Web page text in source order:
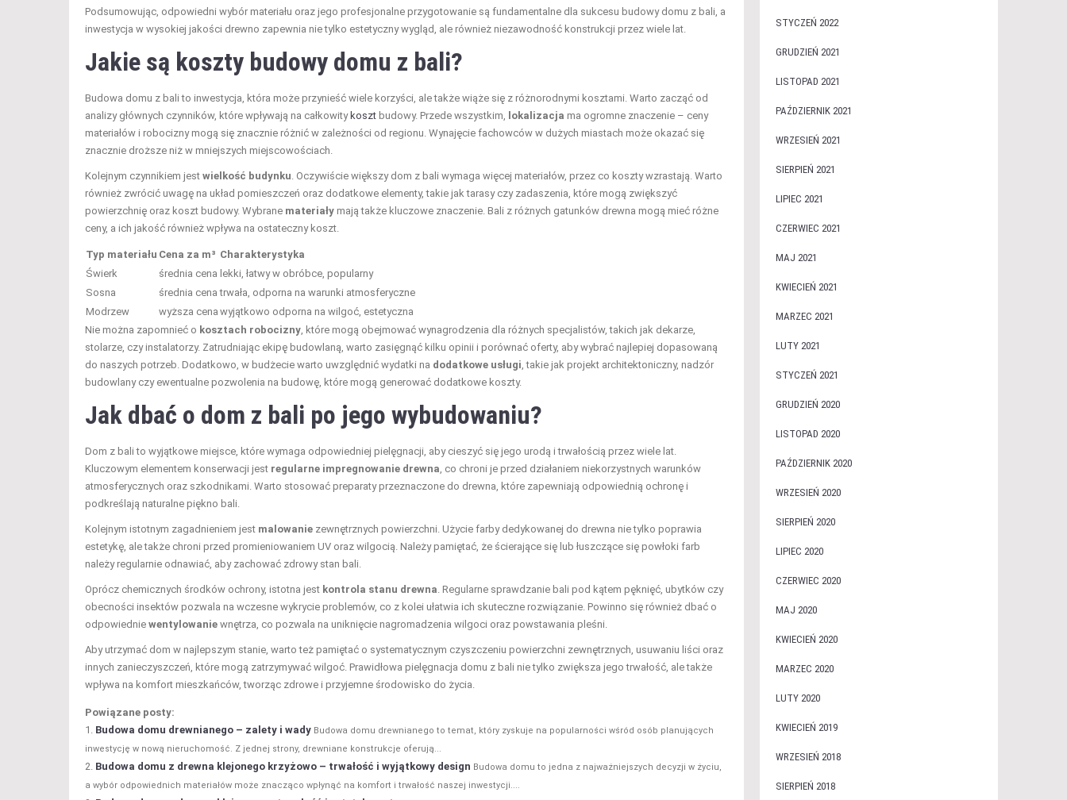
Podsumowując, odpowiedni wybór materiału oraz jego profesjonalne przygotowanie są fundamentalne dla sukcesu budowy domu z bali, a
inwestycja w wysokiej jakości drewno zapewnia nie tylko estetyczny wygląd, ale również niezawodność konstrukcji przez wiele lat.
Jakie są koszty budowy domu z bali?
Budowa domu z bali to inwestycja, która może przynieść wiele korzyści, ale także wiąże się z różnorodnymi kosztami. Warto zacząć od
analizy głównych czynników, które wpływają na całkowity koszt budowy. Przede wszystkim, lokalizacja ma ogromne znaczenie – ceny
materiałów i robocizny mogą się znacznie różnić w zależności od regionu. Wynajęcie fachowców w dużych miastach może okazać się
znacznie droższe niż w mniejszych miejscowościach.
Kolejnym czynnikiem jest wielkość budynku . Oczywiście większy dom z bali wymaga więcej materiałów, przez co koszty wzrastają. Warto
również zwrócić uwagę na układ pomieszczeń oraz dodatkowe elementy, takie jak tarasy czy zadaszenia, które mogą zwiększyć
powierzchnię oraz koszt budowy. Wybrane materiały mają także kluczowe znaczenie. Bali z różnych gatunków drewna mogą mieć różne
ceny, a ich jakość również wpływa na ostateczny koszt.
Typ materiału Cena za m³ Charakterystyka
Świerk
średnia cena lekki, łatwy w obróbce, popularny
Sosna
średnia cena trwała, odporna na warunki atmosferyczne
Modrzew
wyższa cena wyjątkowo odporna na wilgoć, estetyczna
Nie można zapomnieć o kosztach robocizny , które mogą obejmować wynagrodzenia dla różnych specjalistów, takich jak dekarze,
stolarze, czy instalatorzy. Zatrudniając ekipę budowlaną, warto zasięgnąć kilku opinii i porównać oferty, aby wybrać najlepiej dopasowaną
do naszych potrzeb. Dodatkowo, w budżecie warto uwzględnić wydatki na dodatkowe usługi , takie jak projekt architektoniczny, nadzór
budowlany czy ewentualne pozwolenia na budowę, które mogą generować dodatkowe koszty.
Jak dbać o dom z bali po jego wybudowaniu?
Dom z bali to wyjątkowe miejsce, które wymaga odpowiedniej pielęgnacji, aby cieszyć się jego urodą i trwałością przez wiele lat.
Kluczowym elementem konserwacji jest regularne impregnowanie drewna , co chroni je przed działaniem niekorzystnych warunków
atmosferycznych oraz szkodnikami. Warto stosować preparaty przeznaczone do drewna, które zapewniają odpowiednią ochronę i
podkreślają naturalne piękno bali.
Kolejnym istotnym zagadnieniem jest malowanie zewnętrznych powierzchni. Użycie farby dedykowanej do drewna nie tylko poprawia
estetykę, ale także chroni przed promieniowaniem UV oraz wilgocią. Należy pamiętać, że ścierające się lub łuszczące się powłoki farb
należy regularnie odnawiać, aby zachować zdrowy stan bali.
Oprócz chemicznych środków ochrony, istotna jest kontrola stanu drewna . Regularne sprawdzanie bali pod kątem pęknięć, ubytków czy
obecności insektów pozwala na wczesne wykrycie problemów, co z kolei ułatwia ich skuteczne rozwiązanie. Powinno się również dbać o
odpowiednie wentylowanie wnętrza, co pozwala na uniknięcie nagromadzenia wilgoci oraz powstawania pleśni.
Aby utrzymać dom w najlepszym stanie, warto też pamiętać o systematycznym czyszczeniu powierzchni zewnętrznych, usuwaniu liści oraz
innych zanieczyszczeń, które mogą zatrzymywać wilgoć. Prawidłowa pielęgnacja domu z bali nie tylko zwiększa jego trwałość, ale także
wpływa na komfort mieszkańców, tworząc zdrowe i przyjemne środowisko do życia.
Powiązane posty:
Budowa domu drewnianego – zalety i wady Budowa domu drewnianego to temat, który zyskuje na popularności wśród osób planujących
inwestycję w nową nieruchomość. Z jednej strony, drewniane konstrukcje oferują...
Budowa domu z drewna klejonego krzyżowo – trwałość i wyjątkowy design Budowa domu to jedna z najważniejszych decyzji w życiu,
a wybór odpowiednich materiałów może znacząco wpłynąć na komfort i trwałość naszej inwestycji....
STYCZEŃ 2022
GRUDZIEŃ 2021
LISTOPAD 2021
PAŹDZIERNIK 2021
WRZESIEŃ 2021
SIERPIEŃ 2021
LIPIEC 2021
CZERWIEC 2021
MAJ 2021
KWIECIEŃ 2021
MARZEC 2021
LUTY 2021
STYCZEŃ 2021
GRUDZIEŃ 2020
LISTOPAD 2020
PAŹDZIERNIK 2020
WRZESIEŃ 2020
SIERPIEŃ 2020
LIPIEC 2020
CZERWIEC 2020
MAJ 2020
KWIECIEŃ 2020
MARZEC 2020
LUTY 2020
KWIECIEŃ 2019
WRZESIEŃ 2018
SIERPIEŃ 2018